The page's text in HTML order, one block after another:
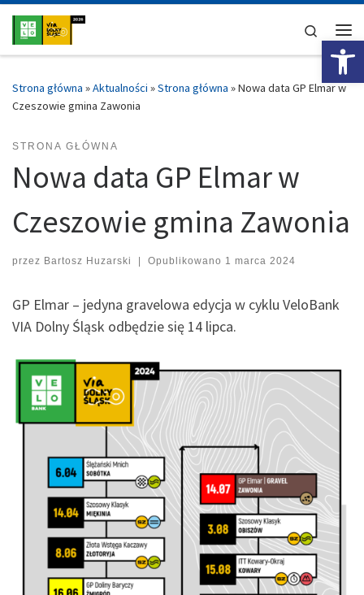
Przejdź do treści
Search
Strona główna »Aktualności »Strona główna »Nowa data GP Elmar w
Czeszowie gmina Zawonia
STRONA GŁÓWNA
Nowa data GP Elmar w
Czeszowie gmina Zawonia
przez Bartosz Huzarski | Opublikowano 1 marca 2024
GP Elmar – jedyna gravelowa edycja w cyklu VeloBank
VIA Dolny Śląsk odbędzie się 14 lipca.